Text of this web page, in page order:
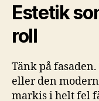
Estetik
roll
Tänk på
eller den
markis i helt fel